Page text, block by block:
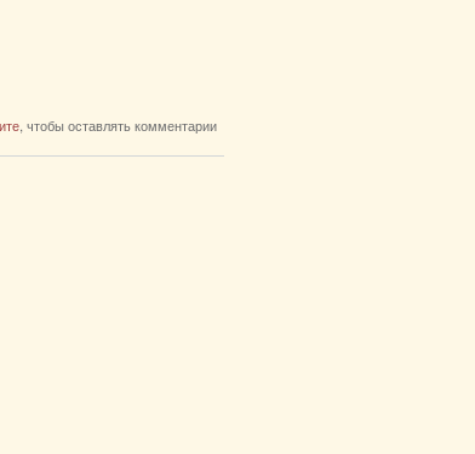
Перевод документов физических лиц /
, чтобы оставлять комментарии